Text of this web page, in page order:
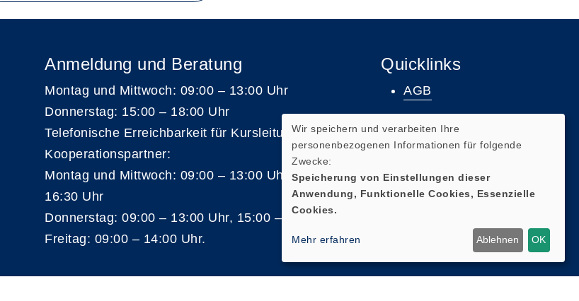
Anmeldung und Beratung
Montag und Mittwoch: 09:00 – 13:00 Uhr
Donnerstag: 15:00 – 18:00 Uhr
Telefonische Erreichbarkeit für Kursleitungen und
Kooperationspartner:
Montag und Mittwoch: 09:00 – 13:00 Uhr, 14:00 –
16:30 Uhr
Donnerstag: 09:00 – 13:00 Uhr, 15:00 – 18:00 Uhr,
Freitag: 09:00 – 14:00 Uhr.
Quicklinks
AGB
Datenschutz
Widerruf
Wir speichern und verarbeiten Ihre
personenbezogenen Informationen für folgende
Zwecke:
Speicherung von Einstellungen dieser
Anwendung, Funktionelle Cookies, Essenzielle
Cookies.
Mehr erfahren Ablehnen OK